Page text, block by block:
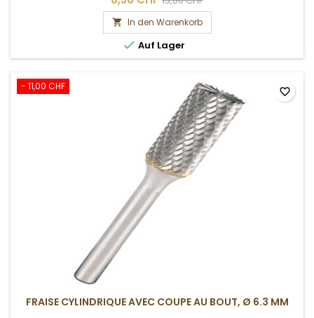
 In den Warenkorb
 Auf Lager
- 11,00 CHF
FRAISE CYLINDRIQUE AVEC COUPE AU BOUT, Ø 6.3 MM
favorite_border